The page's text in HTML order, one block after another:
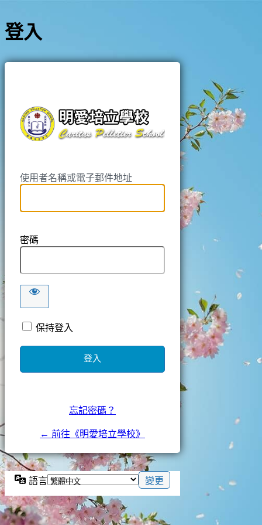
登入
https://
使用者名稱或電子郵件地址
密碼
保持登入
忘記密碼？
← 前往《明愛培立學校》
語言